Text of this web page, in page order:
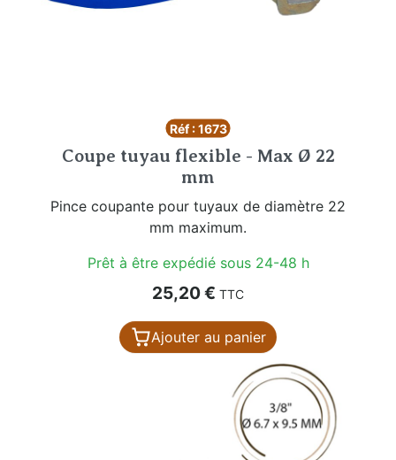
Réf : 1673
Coupe tuyau flexible - Max Ø 22
mm
Pince coupante pour tuyaux de diamètre 22
mm maximum.
Prêt à être expédié sous 24-48 h
Prix
25,20 € TTC
Ajouter au panier